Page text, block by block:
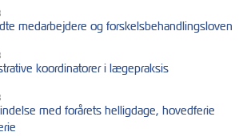
medarbejdere og forskelsbehandlingsloven
koordinatorer i lægepraksis
med forårets helligdage, hovedferie